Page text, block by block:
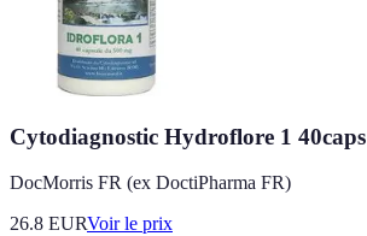
Cytodiagnostic Hydroflore 1 40caps
DocMorris FR (ex DoctiPharma FR)
26.8 EURVoir le prix